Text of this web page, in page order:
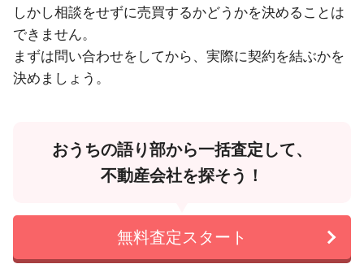
しかし相談をせずに売買するかどうかを決めることは
できません。
まずは問い合わせをしてから、実際に契約を結ぶかを
決めましょう。
おうちの語り部から一括査定して、
不動産会社を探そう！
無料査定スタート